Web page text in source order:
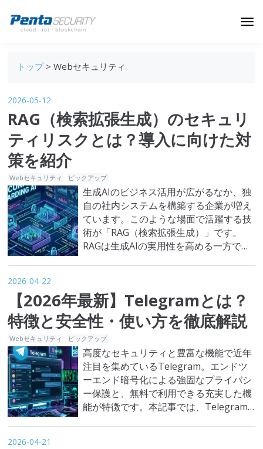
データ保護
セキュリティインサイト
技術ブログ
トップ> Webセキュリティ
2026-05-12
RAG（検索拡張生成）のセキュリ
ティリスクとは？導入に向けた対
策を紹介
Webセキュリティ ピックアップ
生成AIのビジネス活用が広がるなか、独
自の社内システムを構築する企業が増え
ています。このような場面で活躍する技
術が「RAG（検索拡張生成）」です。
RAGは生成AIの実用性を高める一方で、
壊といった重大な問題を招く恐れがあり
ます。 そこで本記事では、RAGの基礎知
識からセキュリティリスク、具…
2026-04-22
【2026年最新】Telegramとは？
特徴と安全性・使い方を徹底解説
Webセキュリティ ピックアップ
高度なセキュリティと豊富な機能で近年
注目を集めているTelegram。エンドツ
ーエンド暗号化による強固なプライバシ
ー保護と、無料で利用できる充実した機
能が特徴です。本記事では、Telegram
2026-04-21